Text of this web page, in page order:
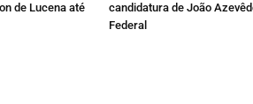
de Lucena até
candidatura de João
Federal